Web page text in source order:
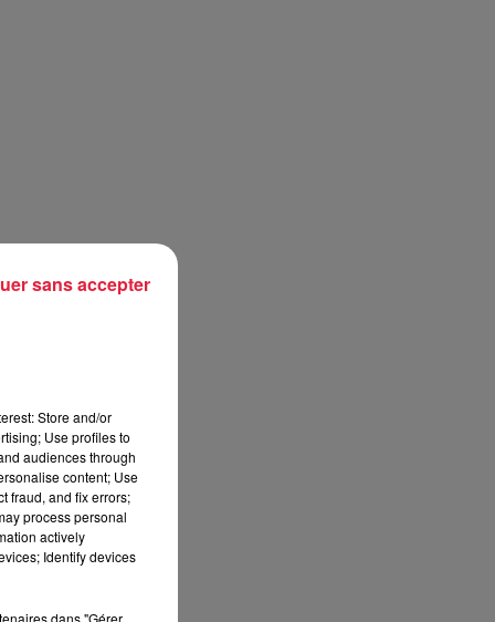
Store and/or
Use profiles to
audiences through
content; Use
fraud, and fix errors;
process personal
actively
Identify devices
dans "Gérer
sans accepter